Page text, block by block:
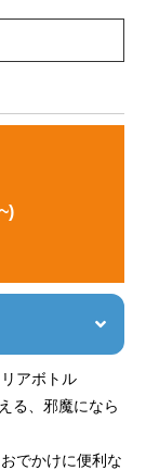
アボトル
る、邪魔になら
でかけに便利な